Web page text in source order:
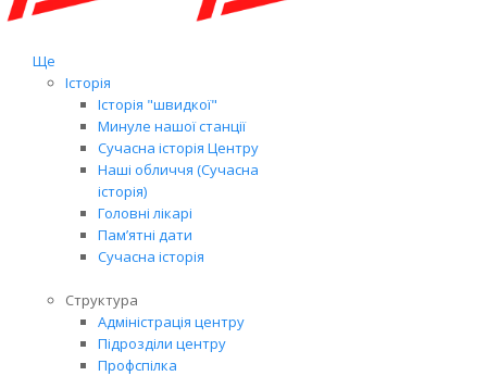
Ще
Історія
Історія "швидкої"
Минуле нашої станції
Сучасна історія Центру
Наші обличчя (Сучасна
історія)
Головні лікарі
Пам’ятні дати
Сучасна історія
Структура
Адміністрація центру
Підрозділи центру
Профспілка